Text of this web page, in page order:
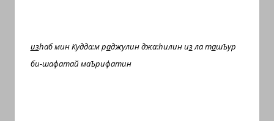
изhаб мин Кудда:м раджулин джа:hилин изла ташЪур
би-шафатай маЪрифатин